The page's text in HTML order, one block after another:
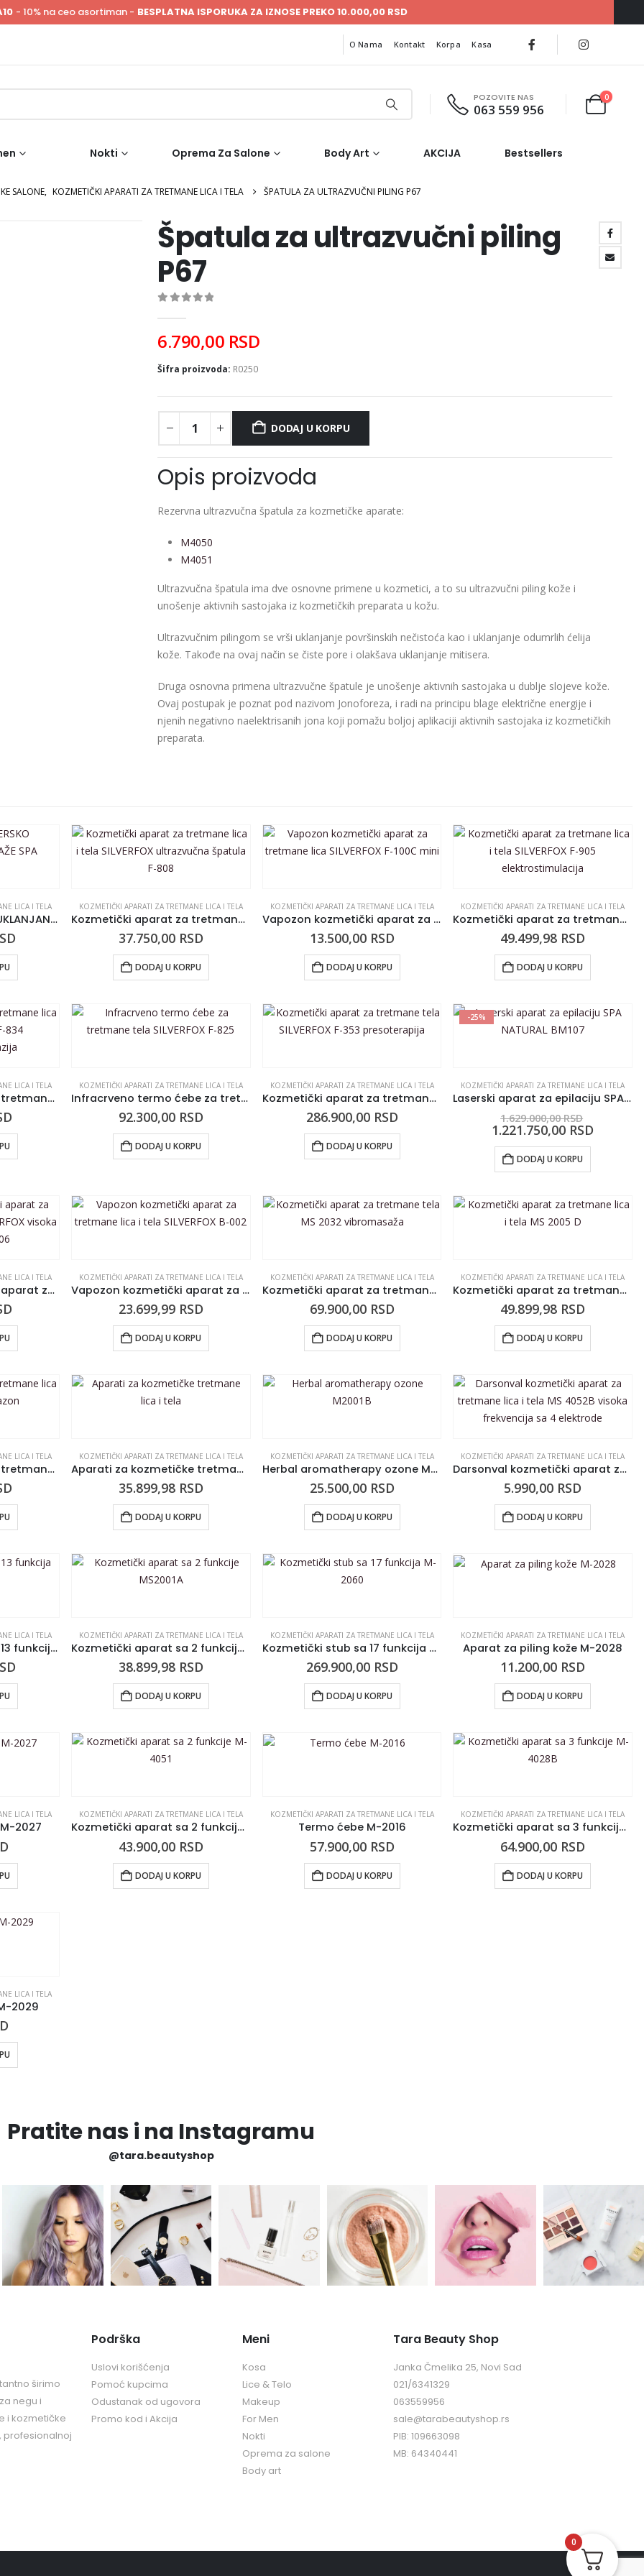
- 10% na ceo asortiman - BESPLATNA ISPORUKA ZA IZNOSE PREKO 10.000,00 RSD
O Nama Kontakt Korpa Kasa
POZOVITE NAS
063 559 956
0
Nokti Oprema Za Salone Body Art AKCIJA Bestsellers
SALONE, KOZMETIČKI APARATI ZA TRETMANE LICA I TELA ŠPATULA ZA ULTRAZVUČNI PILING P67
Špatula za ultrazvučni piling
P67
6.790,00 RSD
Šifra proizvoda: R0250
DODAJ U KORPU
Opis proizvoda
Rezervna ultrazvučna špatula za kozmetičke aparate:
M4050
M4051
Ultrazvučna špatula ima dve osnovne primene u kozmetici, a to su ultrazvučni piling kože i
unošenje aktivnih sastojaka iz kozmetičkih preparata u kožu.
Ultrazvučnim pilingom se vrši uklanjanje površinskih nečistoća kao i uklanjanje odumrlih ćelija
kože. Takođe na ovaj način se čiste pore i olakšava uklanjanje mitisera.
Druga osnovna primena ultrazvučne špatule je unošenje aktivnih sastojaka u dublje slojeve kože.
Ovaj postupak je poznat pod nazivom Jonoforeza, i radi na principu blage električne energije i
njenih negativno naelektrisanih jona koji pomažu boljoj aplikaciji aktivnih sastojaka iz kozmetičkih
preparata.
LICA I TELA
APARAT ZA LASERSKO UKLANJANJE TETOVAŽE SPA NATURAL
KOZMETIČKI APARATI ZA TRETMANE LICA I TELA
Kozmetički aparat za tretmane lica i tela SILVERFOX ultrazvučna špatula F-808
37.750,00 RSD
DODAJ U KORPU
KOZMETIČKI APARATI ZA TRETMANE LICA I TELA
Vapozon kozmetički aparat za tretmane lica SILVERFOX F-100C mini
13.500,00 RSD
DODAJ U KORPU
KOZMETIČKI APARATI ZA TRETMANE LICA I TELA
Kozmetički aparat za tretmane lica i tela SILVERFOX F-905 elektrostimulacija
49.499,98 RSD
DODAJ U KORPU
LICA I TELA
Kozmetički aparat za tretmane lica i tela SILVERFOX F-834 mikrodermoabrazija
KOZMETIČKI APARATI ZA TRETMANE LICA I TELA
Infracrveno termo ćebe za tretmane tela SILVERFOX F-825
92.300,00 RSD
DODAJ U KORPU
KOZMETIČKI APARATI ZA TRETMANE LICA I TELA
Kozmetički aparat za tretmane tela SILVERFOX F-353 presoterapija
286.900,00 RSD
DODAJ U KORPU
-25%
KOZMETIČKI APARATI ZA TRETMANE LICA I TELA
Laserski aparat za epilaciju SPA NATURAL BM107
1.629.000,00RSD
1.221.750,00 RSD
DODAJ U KORPU
LICA I TELA
Darsonval kozmetički aparat za tretmane lica i tela SILVERFOX visoka frekvencija F-806
KOZMETIČKI APARATI ZA TRETMANE LICA I TELA
Vapozon kozmetički aparat za tretmane lica i tela SILVERFOX B-002
23.699,99 RSD
DODAJ U KORPU
KOZMETIČKI APARATI ZA TRETMANE LICA I TELA
Kozmetički aparat za tretmane tela MS 2032 vibromasaža
69.900,00 RSD
DODAJ U KORPU
KOZMETIČKI APARATI ZA TRETMANE LICA I TELA
Kozmetički aparat za tretmane lica i tela MS 2005 D
49.899,98 RSD
DODAJ U KORPU
LICA I TELA
Kozmetički aparat za tretmane lica i tela H1102 Vapazon
KOZMETIČKI APARATI ZA TRETMANE LICA I TELA
Aparati za kozmetičke tretmane lica i tela
35.899,98 RSD
DODAJ U KORPU
KOZMETIČKI APARATI ZA TRETMANE LICA I TELA
Herbal aromatherapy ozone M2001B
25.500,00 RSD
DODAJ U KORPU
KOZMETIČKI APARATI ZA TRETMANE LICA I TELA
Darsonval kozmetički aparat za tretmane lica i tela MS 4052B visoka frekvencija sa 4 elektrode
5.990,00 RSD
DODAJ U KORPU
LICA I TELA
Kozmetički aparat sa 13 funkcija M2040
KOZMETIČKI APARATI ZA TRETMANE LICA I TELA
Kozmetički aparat sa 2 funkcije MS2001A
38.899,98 RSD
DODAJ U KORPU
KOZMETIČKI APARATI ZA TRETMANE LICA I TELA
Kozmetički stub sa 17 funkcija M-2060
269.900,00 RSD
DODAJ U KORPU
KOZMETIČKI APARATI ZA TRETMANE LICA I TELA
Aparat za piling kože M-2028
11.200,00 RSD
DODAJ U KORPU
LICA I TELA
2027
KOZMETIČKI APARATI ZA TRETMANE LICA I TELA
Kozmetički aparat sa 2 funkcije M-4051
43.900,00 RSD
DODAJ U KORPU
KOZMETIČKI APARATI ZA TRETMANE LICA I TELA
Termo ćebe M-2016
57.900,00 RSD
DODAJ U KORPU
KOZMETIČKI APARATI ZA TRETMANE LICA I TELA
Kozmetički aparat sa 3 funkcije M-4028B
64.900,00 RSD
DODAJ U KORPU
LICA I TELA
2029
Pratite nas i na Instagramu
@tara.beautyshop
širimo
negu i
i kozmetičke
profesionalnoj
Podrška
Uslovi korišćenja
Pomoć kupcima
Odustanak od ugovora
Promo kod i Akcija
Meni
Kosa
Lice & Telo
Makeup
For Men
Nokti
Oprema za salone
Body art
Tara Beauty Shop
Janka Čmelika 25, Novi Sad
021/6341329
063559956
sale@tarabeautyshop.rs
PIB: 109663098
MB: 64340441
0